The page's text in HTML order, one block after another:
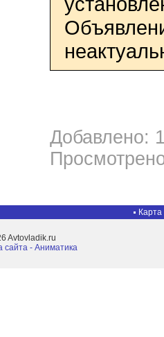
Добавлено:
Карта
Avtovladik.ru
сайта - Aниматика